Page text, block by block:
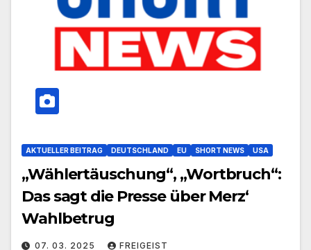
AKTUELLER BEITRAG DEUTSCHLAND EU SHORT NEWS USA
„Wählertäuschung“, „Wortbruch“:
Das sagt die Presse über Merz‘
Wahlbetrug
07. 03. 2025 FREIGEIST